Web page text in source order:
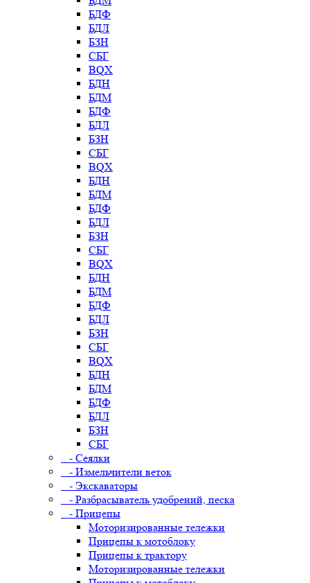
БДФ
БДЛ
БЗН
СБГ
BQX
БДН
БДМ
БДФ
БДЛ
БЗН
СБГ
BQX
БДН
БДМ
БДФ
БДЛ
БЗН
СБГ
BQX
БДН
БДМ
БДФ
БДЛ
БЗН
СБГ
BQX
БДН
БДМ
БДФ
БДЛ
БЗН
СБГ
- Сеялки
- Измельчители веток
- Экскаваторы
- Разбрасыватель удобрений, песка
- Прицепы
Моторизированные тележки
Прицепы к мотоблоку
Прицепы к трактору
Моторизированные тележки